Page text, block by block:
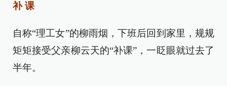
补 课
自称“理工女”的柳雨烟，下班后回到家里，规规
矩矩接受父亲柳云天的“补课”，一眨眼就过去了
半年。